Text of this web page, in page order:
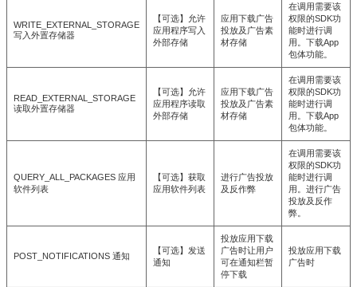
WRITE_EXTERNAL_STORAGE
写入外置存储器
【可选】允许
应用程序写入
外部存储
应用下载广告
投放及广告素
材存储
在调用需要该
权限的SDK功
能时进行调
用。下载App
包体功能。
READ_EXTERNAL_STORAGE
读取外置存储器
【可选】允许
应用程序读取
外部存储
应用下载广告
投放及广告素
材存储
在调用需要该
权限的SDK功
能时进行调
用。下载App
包体功能。
QUERY_ALL_PACKAGES 应用
软件列表
【可选】获取
应用软件列表
进行广告投放
及反作弊
在调用需要该
权限的SDK功
能时进行调
用。进行广告
投放及反作
弊。
POST_NOTIFICATIONS 通知
【可选】发送
通知
投放应用下载
广告时让用户
可在通知栏暂
停下载
投放应用下载
广告时